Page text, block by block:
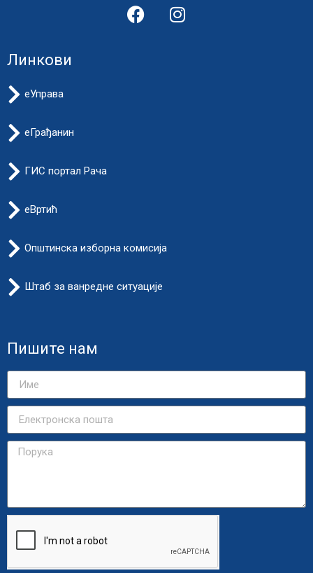
Линкови
еУправа
еГрађанин
ГИС портал Рача
еВртић
Општинска изборна комисија
Штаб за ванредне ситуације
Пишите нам